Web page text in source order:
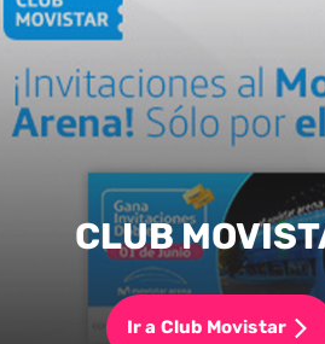
CLUB
Ir a Club Movistar